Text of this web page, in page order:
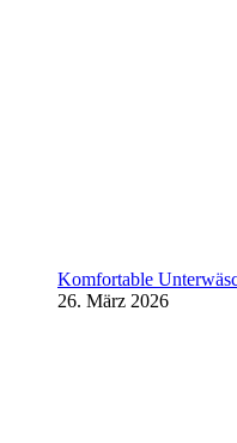
Komfortable
26. März 2026